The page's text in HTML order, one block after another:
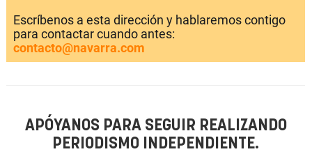
Escríbenos a esta dirección y hablaremos contigo
para contactar cuando antes:
contacto@navarra.com
APÓYANOS PARA SEGUIR REALIZANDO
PERIODISMO INDEPENDIENTE.